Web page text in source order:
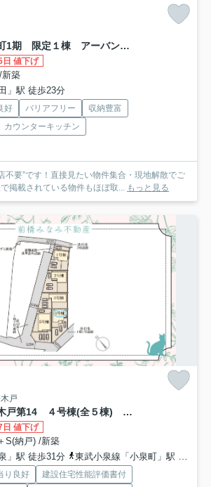
【新築】太田市浜町1期 限定１棟 アーバンスタイル 新築建売
日 値下げ
新築
」駅 徒歩23分
好 バリアフリー
収納豊富
カウンターキッチン
不要”です！直接見たい物件集合・現地解散でご
掲載されている物件もほぼ取... もっと見る
戸
【新築】大泉町寄木戸第14 ４号棟(全５棟) リーブルガーデン 新築建売分譲
日 値下げ
S(納戸) /新築
」駅 徒歩31分
東武小泉線「小泉町」駅 徒歩46分
り良好
建設住宅性能評価書付